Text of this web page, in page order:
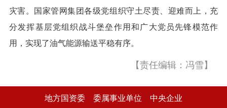
灾害。国家管网集团各级党组织守土尽责、迎难而上，充
分发挥基层党组织战斗堡垒作用和广大党员先锋模范作
用，实现了油气能源输送平稳有序。
【责任编辑：冯雪】
地方国资委 委属事业单位 中央企业